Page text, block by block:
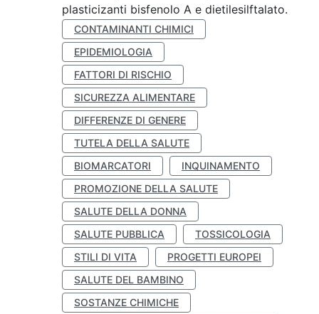
plasticizanti bisfenolo A e dietilesilftalato.
CONTAMINANTI CHIMICI
EPIDEMIOLOGIA
FATTORI DI RISCHIO
SICUREZZA ALIMENTARE
DIFFERENZE DI GENERE
TUTELA DELLA SALUTE
BIOMARCATORI
INQUINAMENTO
PROMOZIONE DELLA SALUTE
SALUTE DELLA DONNA
SALUTE PUBBLICA
TOSSICOLOGIA
STILI DI VITA
PROGETTI EUROPEI
SALUTE DEL BAMBINO
SOSTANZE CHIMICHE